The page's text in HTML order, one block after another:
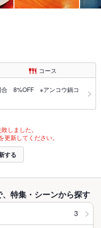
コース
合 8%OFF ※アンコウ鍋コ
しました。
新してください。
する
特集・シーンから探す
3